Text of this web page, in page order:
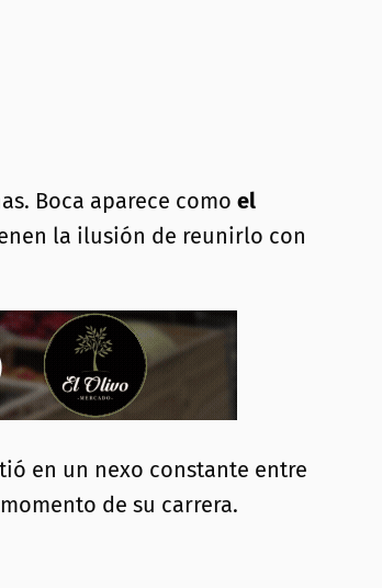
Boca aparece como el
la ilusión de reunirlo con
en un nexo constante entre
de su carrera.